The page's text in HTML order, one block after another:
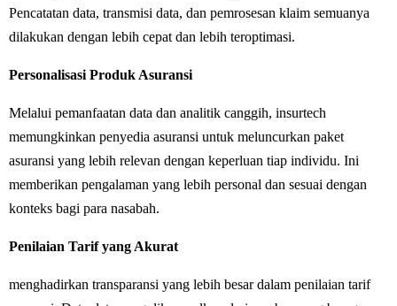
Pencatatan data, transmisi data, dan pemrosesan klaim semuanya
dilakukan dengan lebih cepat dan lebih teroptimasi.
Personalisasi Produk Asuransi
Melalui pemanfaatan data dan analitik canggih, insurtech
memungkinkan penyedia asuransi untuk meluncurkan paket
asuransi yang lebih relevan dengan keperluan tiap individu. Ini
memberikan pengalaman yang lebih personal dan sesuai dengan
konteks bagi para nasabah.
Penilaian Tarif yang Akurat
menghadirkan transparansi yang lebih besar dalam penilaian tarif